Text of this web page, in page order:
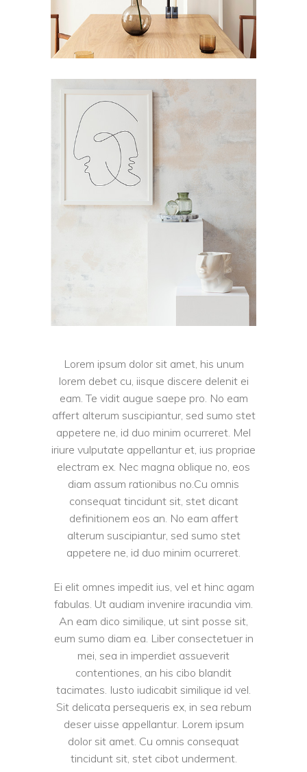
Lorem ipsum dolor sit amet, his unum
lorem debet cu, iisque discere delenit ei
eam. Te vidit augue saepe pro. No eam
affert alterum suscipiantur, sed sumo stet
appetere ne, id duo minim ocurreret. Mel
iriure vulputate appellantur et, ius propriae
electram ex. Nec magna oblique no, eos
diam assum rationibus no.Cu omnis
consequat tincidunt sit, stet dicant
definitionem eos an. No eam affert
alterum suscipiantur, sed sumo stet
appetere ne, id duo minim ocurreret.
Ei elit omnes impedit ius, vel et hinc agam
fabulas. Ut audiam invenire iracundia vim.
An eam dico similique, ut sint posse sit,
eum sumo diam ea. Liber consectetuer in
mei, sea in imperdiet assueverit
contentiones, an his cibo blandit
tacimates. Iusto iudicabit similique id vel.
Sit delicata persequeris ex, in sea rebum
deser uisse appellantur. Lorem ipsum
dolor sit amet. Cu omnis consequat
tincidunt sit, stet cibot underment.